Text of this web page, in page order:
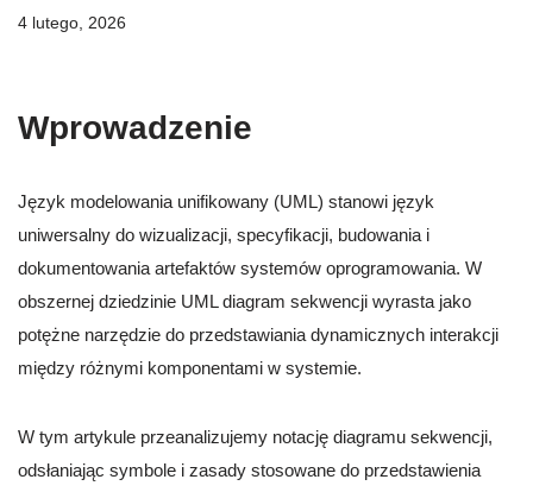
4 lutego, 2026
Wprowadzenie
Język modelowania unifikowany (UML) stanowi język
uniwersalny do wizualizacji, specyfikacji, budowania i
dokumentowania artefaktów systemów oprogramowania. W
obszernej dziedzinie UML diagram sekwencji wyrasta jako
potężne narzędzie do przedstawiania dynamicznych interakcji
między różnymi komponentami w systemie.
W tym artykule przeanalizujemy notację diagramu sekwencji,
odsłaniając symbole i zasady stosowane do przedstawienia